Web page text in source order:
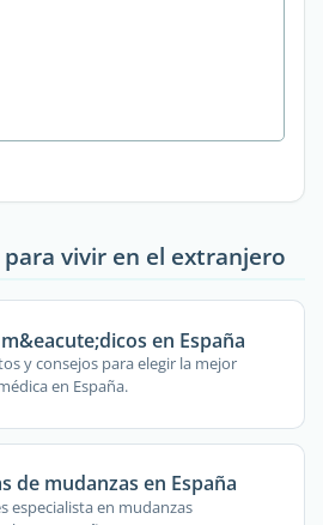
vivir en el extranjero
en España
y consejos para elegir la mejor
en España.
de mudanzas en España
especialista en mudanzas